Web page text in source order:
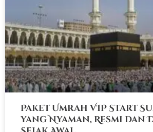
Paket Umrah VIP Start
yang Nyaman, Resmi dan